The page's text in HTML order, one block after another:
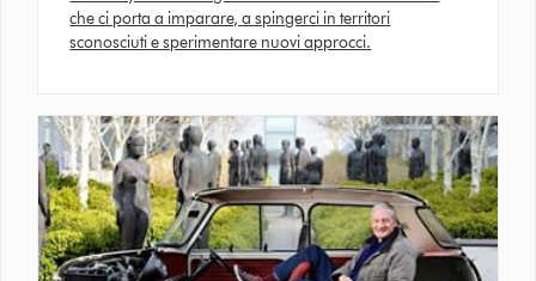
che ci porta a imparare, a spingerci in territori
sconosciuti e sperimentare nuovi approcci.